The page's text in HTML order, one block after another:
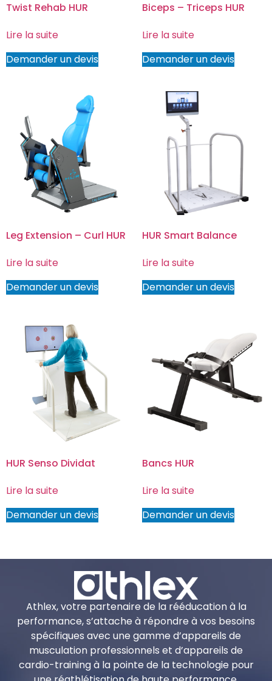
Twist Rehab HUR
Lire la suite
Demander un devis
Biceps – Triceps HUR
Lire la suite
Demander un devis
Leg Extension – Curl HUR
Lire la suite
Demander un devis
HUR Smart Balance
Lire la suite
Demander un devis
HUR Senso Dividat
Lire la suite
Demander un devis
Bancs HUR
Lire la suite
Demander un devis
Athlex, votre partenaire de la rééducation à la
performance, s’attache à répondre à vos besoins
spécifiques avec une gamme d’appareils de
musculation professionnels et d’appareils de
cardio-training à la pointe de la technologie pour